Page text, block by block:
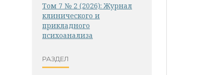
Том 7 № 2 (2026): Журнал
клинического и
прикладного
психоанализа
РАЗДЕЛ